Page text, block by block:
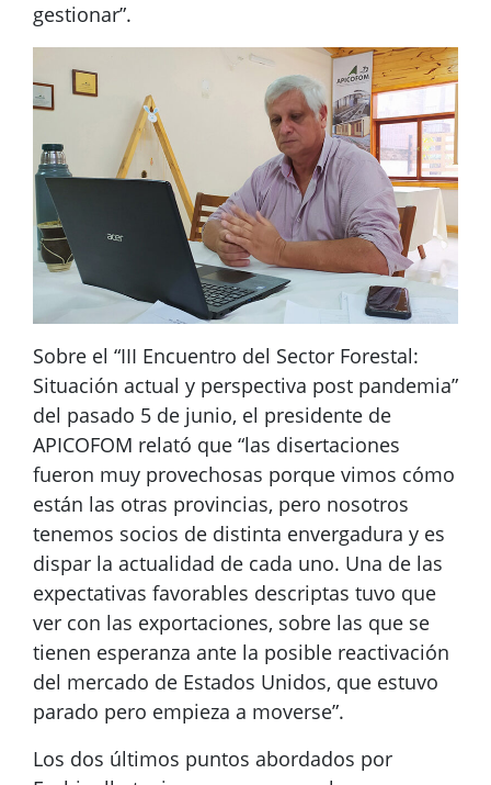
gestionar”.
Sobre el “III Encuentro del Sector Forestal:
Situación actual y perspectiva post pandemia”
del pasado 5 de junio, el presidente de
APICOFOM relató que “las disertaciones
fueron muy provechosas porque vimos cómo
están las otras provincias, pero nosotros
tenemos socios de distinta envergadura y es
dispar la actualidad de cada uno. Una de las
expectativas favorables descriptas tuvo que
ver con las exportaciones, sobre las que se
tienen esperanza ante la posible reactivación
del mercado de Estados Unidos, que estuvo
parado pero empieza a moverse”.
Los dos últimos puntos abordados por